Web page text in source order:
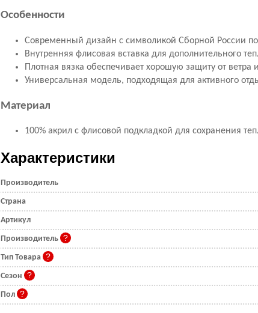
Особенности
Современный дизайн с символикой Сборной России
Внутренняя флисовая вставка для дополнительного
Плотная вязка обеспечивает хорошую защиту от ветра
Универсальная модель, подходящая для активного
Материал
100% акрил с флисовой подкладкой для сохранения
Характеристики
Производитель
Страна
Артикул
Производитель
Тип Товара
Сезон
Пол